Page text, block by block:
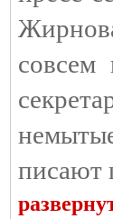
совсем
писают